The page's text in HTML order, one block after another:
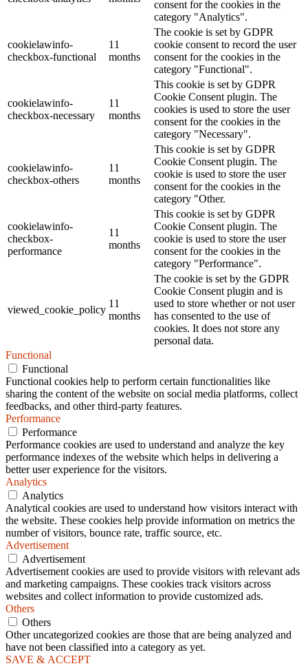
consent for the cookies in the
category "Analytics".
cookielawinfo-
checkbox-functional
11
months
The cookie is set by GDPR
cookie consent to record the user
consent for the cookies in the
category "Functional".
cookielawinfo-
checkbox-necessary
11
months
This cookie is set by GDPR
Cookie Consent plugin. The
cookies is used to store the user
consent for the cookies in the
category "Necessary".
cookielawinfo-
checkbox-others
11
months
This cookie is set by GDPR
Cookie Consent plugin. The
cookie is used to store the user
consent for the cookies in the
category "Other.
cookielawinfo-
checkbox-
performance
11
months
This cookie is set by GDPR
Cookie Consent plugin. The
cookie is used to store the user
consent for the cookies in the
category "Performance".
viewed_cookie_policy
11
months
The cookie is set by the GDPR
Cookie Consent plugin and is
used to store whether or not user
has consented to the use of
cookies. It does not store any
personal data.
Functional
Functional
Functional cookies help to perform certain functionalities like
sharing the content of the website on social media platforms, collect
feedbacks, and other third-party features.
Performance
Performance
Performance cookies are used to understand and analyze the key
performance indexes of the website which helps in delivering a
better user experience for the visitors.
Analytics
Analytics
Analytical cookies are used to understand how visitors interact with
the website. These cookies help provide information on metrics the
number of visitors, bounce rate, traffic source, etc.
Advertisement
Advertisement
Advertisement cookies are used to provide visitors with relevant ads
and marketing campaigns. These cookies track visitors across
websites and collect information to provide customized ads.
Others
Others
Other uncategorized cookies are those that are being analyzed and
have not been classified into a category as yet.
SAVE & ACCEPT